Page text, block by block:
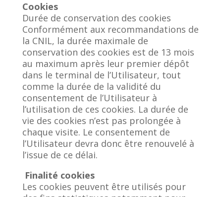
Cookies
Durée de conservation des cookies
Conformément aux recommandations de
la CNIL, la durée maximale de
conservation des cookies est de 13 mois
au maximum après leur premier dépôt
dans le terminal de l’Utilisateur, tout
comme la durée de la validité du
consentement de l’Utilisateur à
l’utilisation de ces cookies. La durée de
vie des cookies n’est pas prolongée à
chaque visite. Le consentement de
l’Utilisateur devra donc être renouvelé à
l’issue de ce délai.
Finalité cookies
Les cookies peuvent être utilisés pour